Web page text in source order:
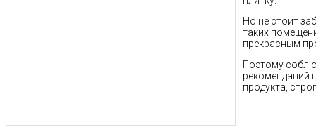
Но не стоит
таких
прекрасным
Поэтому
рекомендаций
продукта,